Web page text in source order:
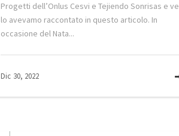
Progetti dell’Onlus Cesvi e Tejiendo Sonrisas e ve
lo avevamo raccontato in questo articolo. In
occasione del Nata...
Dic 30, 2022